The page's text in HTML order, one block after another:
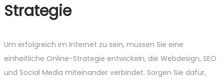
Strategie
Um erfolgreich im Internet zu sein, müssen Sie eine
einheitliche Online-Strategie entwickeln, die Webdesign, SEO
und Social Media miteinander verbindet. Sorgen Sie dafür,